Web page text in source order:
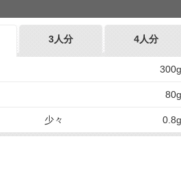
3人分 4人分
300g
80g
少々 0.8g